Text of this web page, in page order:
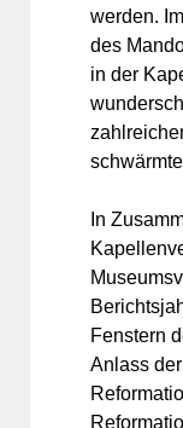
werden.
des
in der
In
Fenstern
Anlass